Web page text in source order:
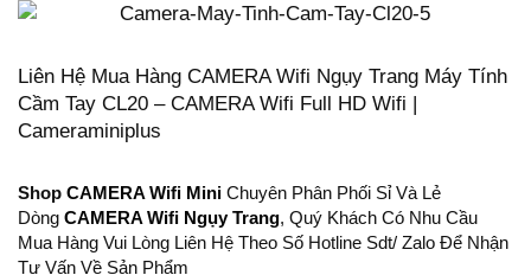
Liên Hệ Mua Hàng CAMERA Wifi Ngụy Trang Máy Tính
Cầm Tay CL20 – CAMERA Wifi Full HD Wifi |
Cameraminiplus
Shop CAMERA Wifi Mini Chuyên Phân Phối Sỉ Và Lẻ
Dòng CAMERA Wifi Ngụy Trang, Quý Khách Có Nhu Cầu
Mua Hàng Vui Lòng Liên Hệ Theo Số Hotline Sdt/ Zalo Để Nhận
Tư Vấn Về Sản Phẩm